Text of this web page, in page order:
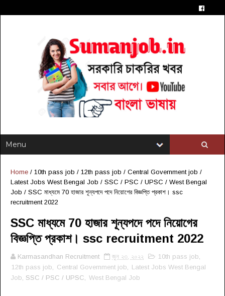
Home / 10th pass job / 12th pass job / Central Government job /
Latest Jobs West Bengal Job / SSC / PSC / UPSC / West Bengal
Job / SSC মাধ্যমে 70 হাজার শূন্যপদে পদে নিয়োগের বিজ্ঞপ্তি প্রকাশ। ssc
recruitment 2022
SSC মাধ্যমে 70 হাজার শূন্যপদে পদে নিয়োগের
বিজ্ঞপ্তি প্রকাশ। ssc recruitment 2022
Karmasandhan Recruitment জুন ২৩, ২০২২ 10th pass job
12th pass job
Central Government job
Latest Jobs West Bengal
Job , SSC / PSC / UPSC, West Bengal Job